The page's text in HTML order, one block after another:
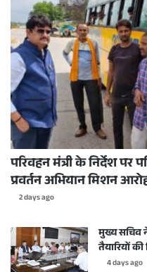
परिवहन मंत्री के निर्देश पर
प्रवर्तन अभियान मिशन
2 days ago
मुख्य सचिव
तैयारियों
4 days ago